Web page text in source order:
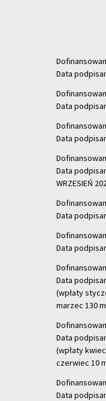
Data
Data
Data
Data
WRZESIEŃ
Data
Data
Data
(wpłaty
marzec 130
Data
(wpłaty
czerwiec 10
Data